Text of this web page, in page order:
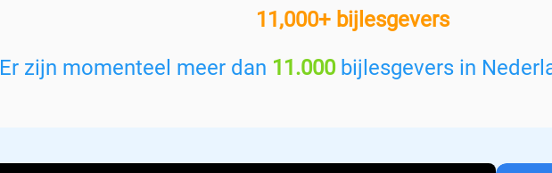
e
n
11,000+ bijlesgevers
Er zijn momenteel meer dan 11.000bijlesgevers in